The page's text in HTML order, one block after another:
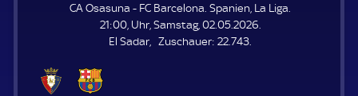
E
L
E
N
CA Osasuna - FC Barcelona. Spanien, La Liga.
21:00, Uhr, Samstag, 02.05.2026.
El Sadar
Zuschauer: Z
22.743.